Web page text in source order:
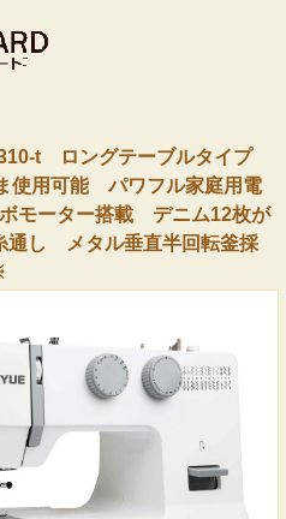
t ロングテーブルタイプ
使用可能 パワフル家庭用電
モーター搭載 デニム12枚が
し メタル垂直半回転釜採